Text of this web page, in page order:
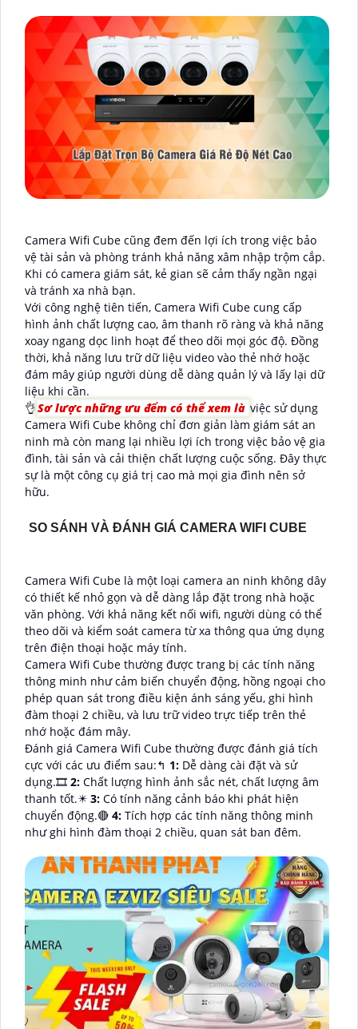
Camera Wifi Cube cũng đem đến lợi ích trong việc bảo
vệ tài sản và phòng tránh khả năng xâm nhập trộm cắp.
Khi có camera giám sát, kẻ gian sẽ cảm thấy ngần ngại
và tránh xa nhà bạn.
Với công nghệ tiên tiến, Camera Wifi Cube cung cấp
hình ảnh chất lượng cao, âm thanh rõ ràng và khả năng
xoay ngang dọc linh hoạt để theo dõi mọi góc độ. Đồng
thời, khả năng lưu trữ dữ liệu video vào thẻ nhớ hoặc
đám mây giúp người dùng dễ dàng quản lý và lấy lại dữ
liệu khi cần.
👌Sơ lược những ưu đểm có thể xem là việc sử dụng
Camera Wifi Cube không chỉ đơn giản làm giám sát an
ninh mà còn mang lại nhiều lợi ích trong việc bảo vệ gia
đình, tài sản và cải thiện chất lượng cuộc sống. Đây thực
sự là một công cụ giá trị cao mà mọi gia đình nên sở
hữu.
SO SÁNH VÀ ĐÁNH GIÁ CAMERA WIFI CUBE
Camera Wifi Cube là một loại camera an ninh không dây
có thiết kế nhỏ gọn và dễ dàng lắp đặt trong nhà hoặc
văn phòng. Với khả năng kết nối wifi, người dùng có thể
theo dõi và kiểm soát camera từ xa thông qua ứng dụng
trên điện thoại hoặc máy tính.
Camera Wifi Cube thường được trang bị các tính năng
thông minh như cảm biến chuyển động, hồng ngoại cho
phép quan sát trong điều kiện ánh sáng yếu, ghi hình
đàm thoại 2 chiều, và lưu trữ video trực tiếp trên thẻ
nhớ hoặc đám mây.
Đánh giá Camera Wifi Cube thường được đánh giá tích
cực với các ưu điểm sau:️↰ 1: Dễ dàng cài đặt và sử
dụng.🎞 2: Chất lượng hình ảnh sắc nét, chất lượng âm
thanh tốt.✴️ 3: Có tính năng cảnh báo khi phát hiện
chuyển động.🔴 4: Tích hợp các tính năng thông minh
như ghi hình đàm thoại 2 chiều, quan sát ban đêm.